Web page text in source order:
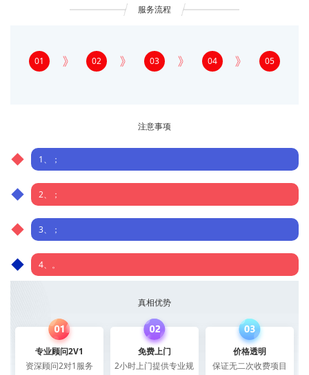
服务流程
01 02 03 04 05
注意事项
1、；
2、；
3、；
4、。
真相优势
专业顾问2V1
资深顾问2对1服务
免费上门
2小时上门提供专业规
价格透明
保证无二次收费项目